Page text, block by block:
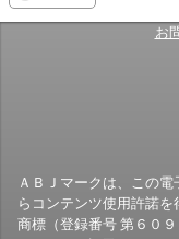
お
ＡＢＪマークは、この
らコンテンツ使用許諾
商標（登録番号 第６０